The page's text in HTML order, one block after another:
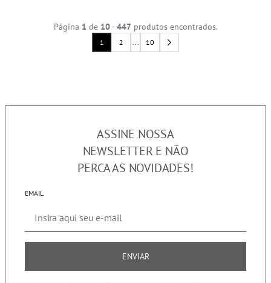
Página 1 de 10-447 produtos encontrados.
1 2 ... 10
ASSINE NOSSA
NEWSLETTER E NÃO
PERCA AS NOVIDADES!
EMAIL
ENVIAR